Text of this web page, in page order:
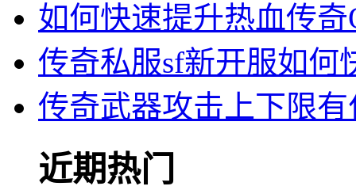
如何快速提升热血传
传奇私服sf新开服如何
传奇武器攻击上下限
近期热门